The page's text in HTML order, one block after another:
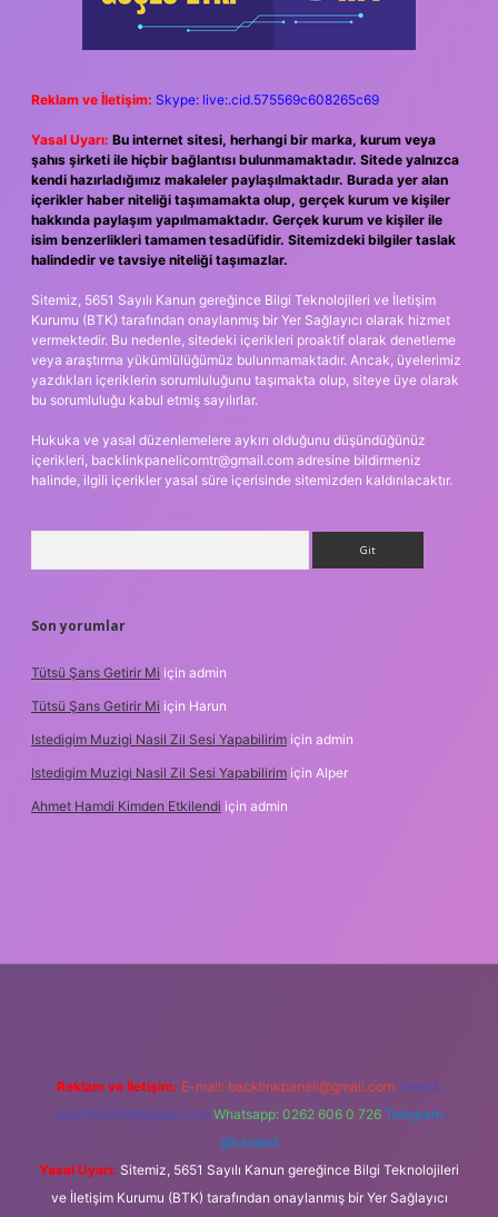
Reklam ve İletişim: Skype: live:.cid.575569c608265c69
Yasal Uyarı: Bu internet sitesi, herhangi bir marka, kurum veya
şahıs şirketi ile hiçbir bağlantısı bulunmamaktadır. Sitede yalnızca
kendi hazırladığımız makaleler paylaşılmaktadır. Burada yer alan
içerikler haber niteliği taşımamakta olup, gerçek kurum ve kişiler
hakkında paylaşım yapılmamaktadır. Gerçek kurum ve kişiler ile
isim benzerlikleri tamamen tesadüfidir. Sitemizdeki bilgiler taslak
halindedir ve tavsiye niteliği taşımazlar.
Sitemiz, 5651 Sayılı Kanun gereğince Bilgi Teknolojileri ve İletişim
Kurumu (BTK) tarafından onaylanmış bir Yer Sağlayıcı olarak hizmet
vermektedir. Bu nedenle, sitedeki içerikleri proaktif olarak denetleme
veya araştırma yükümlülüğümüz bulunmamaktadır. Ancak, üyelerimiz
yazdıkları içeriklerin sorumluluğunu taşımakta olup, siteye üye olarak
bu sorumluluğu kabul etmiş sayılırlar.
Hukuka ve yasal düzenlemelere aykırı olduğunu düşündüğünüz
içerikleri, backlinkpanelicomtr@gmail.com adresine bildirmeniz
halinde, ilgili içerikler yasal süre içerisinde sitemizden kaldırılacaktır.
Son yorumlar
Tütsü Şans Getirir Mi için admin
Tütsü Şans Getirir Mi için Harun
Istedigim Muzigi Nasil Zil Sesi Yapabilirim için admin
Istedigim Muzigi Nasil Zil Sesi Yapabilirim için Alper
Ahmet Hamdi Kimden Etkilendi için admin
Reklam ve İletişim: E-mail: backlinkpaneli@gmail.com Teams:
forumhizmeti@gmail.com Whatsapp: 0262 606 0 726 Telegram:
@karabul
Yasal Uyarı: Sitemiz, 5651 Sayılı Kanun gereğince Bilgi Teknolojileri
ve İletişim Kurumu (BTK) tarafından onaylanmış bir Yer Sağlayıcı